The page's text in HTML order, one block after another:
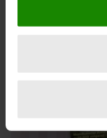
Informatie
die tot een
op specifieke
verwerkt en stel
intrekken in de